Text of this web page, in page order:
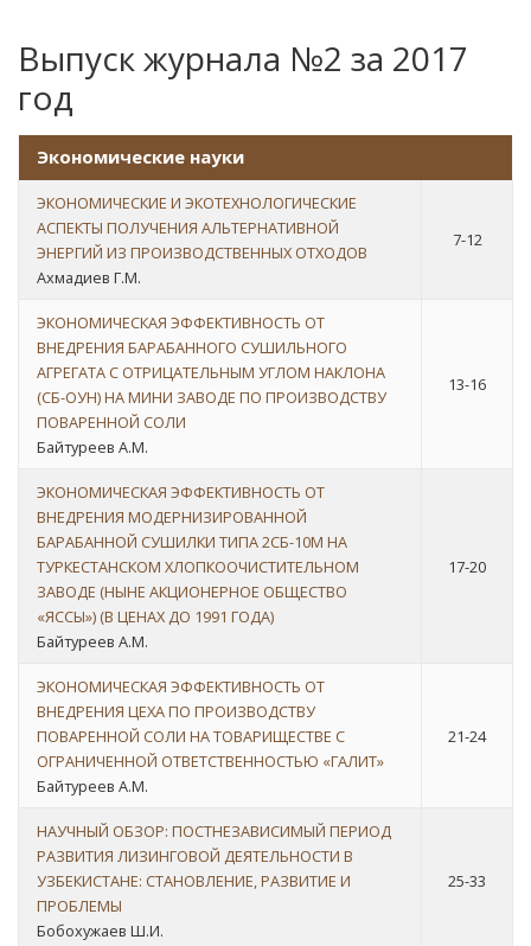
Выпуск журнала №2 за 2017
год
Экономические науки
ЭКОНОМИЧЕСКИЕ И ЭКОТЕХНОЛОГИЧЕСКИЕ
АСПЕКТЫ ПОЛУЧЕНИЯ АЛЬТЕРНАТИВНОЙ
ЭНЕРГИЙ ИЗ ПРОИЗВОДСТВЕННЫХ ОТХОДОВ
Ахмадиев Г.М.
7-12
ЭКОНОМИЧЕСКАЯ ЭФФЕКТИВНОСТЬ ОТ
ВНЕДРЕНИЯ БАРАБАННОГО СУШИЛЬНОГО
АГРЕГАТА С ОТРИЦАТЕЛЬНЫМ УГЛОМ НАКЛОНА
(СБ-ОУН) НА МИНИ ЗАВОДЕ ПО ПРОИЗВОДСТВУ
ПОВАРЕННОЙ СОЛИ
Байтуреев А.М.
13-16
ЭКОНОМИЧЕСКАЯ ЭФФЕКТИВНОСТЬ ОТ
ВНЕДРЕНИЯ МОДЕРНИЗИРОВАННОЙ
БАРАБАННОЙ СУШИЛКИ ТИПА 2СБ-10М НА
ТУРКЕСТАНСКОМ ХЛОПКООЧИСТИТЕЛЬНОМ
ЗАВОДЕ (НЫНЕ АКЦИОНЕРНОЕ ОБЩЕСТВО
«ЯССЫ») (В ЦЕНАХ ДО 1991 ГОДА)
Байтуреев А.М.
17-20
ЭКОНОМИЧЕСКАЯ ЭФФЕКТИВНОСТЬ ОТ
ВНЕДРЕНИЯ ЦЕХА ПО ПРОИЗВОДСТВУ
ПОВАРЕННОЙ СОЛИ НА ТОВАРИЩЕСТВЕ С
ОГРАНИЧЕННОЙ ОТВЕТСТВЕННОСТЬЮ «ГАЛИТ»
Байтуреев А.М.
21-24
НАУЧНЫЙ ОБЗОР: ПОСТНЕЗАВИСИМЫЙ ПЕРИОД
РАЗВИТИЯ ЛИЗИНГОВОЙ ДЕЯТЕЛЬНОСТИ В
УЗБЕКИСТАНЕ: СТАНОВЛЕНИЕ, РАЗВИТИЕ И
ПРОБЛЕМЫ
Бобохужаев Ш.И.
25-33